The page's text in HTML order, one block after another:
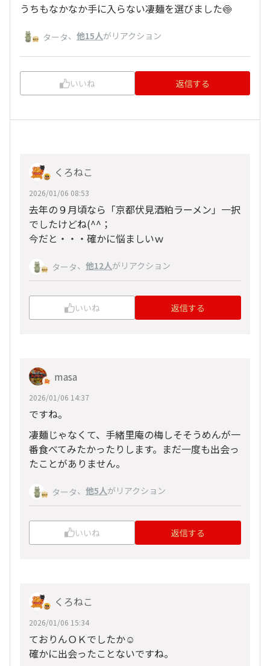
うちもなかなか手に入らない凄麺を選びました🍥
タータ、 他15人がリアクション
いいね 返信する
くろねこ
2026/01/06 08:53
去年の９月頃なら「京都伏見酒粕ラーメン」一択
でしたけどね(^^；
今だと・・・確かに悩ましいｗ
タータ、 他12人がリアクション
いいね 返信する
masa
2026/01/06 14:37
ですね。
凄麺じゃなくて、手緒里庵の梅しそそうめんが一
番食べてみたかったりします。まだ一度も出会っ
たことがありません。
タータ、 他5人がリアクション
いいね 返信する
くろねこ
2026/01/06 15:34
ておりんＯＫでしたか☺
確かに出会ったことないですね。